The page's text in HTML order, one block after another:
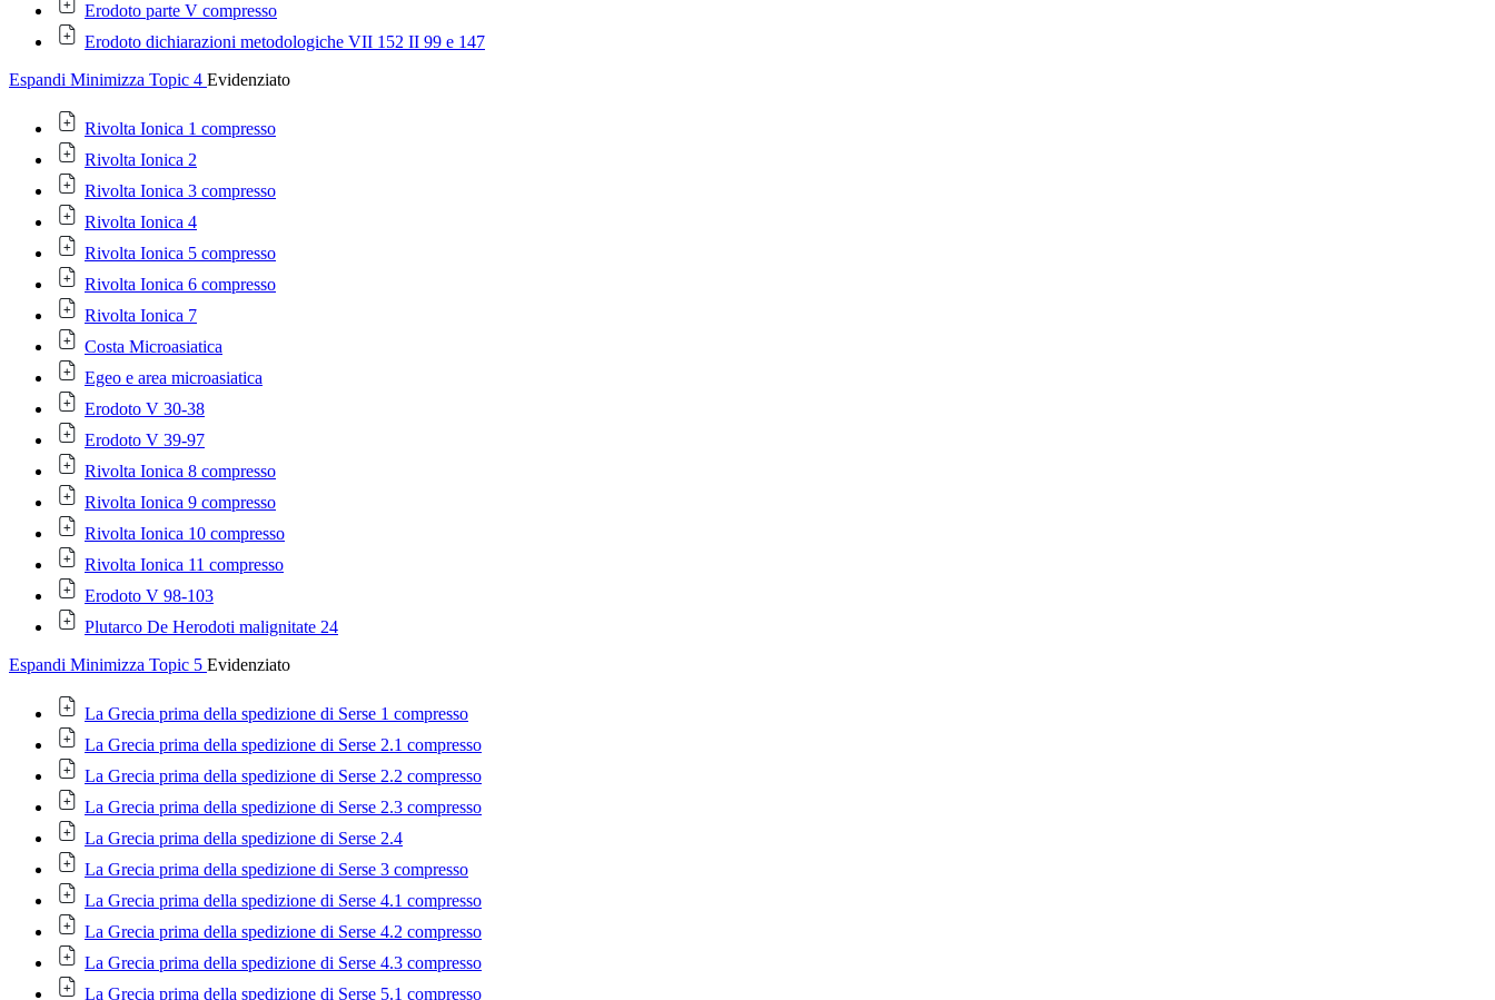
Erodoto parte V compresso
Erodoto dichiarazioni metodologiche VII 152 II 99 e 147
Espandi Minimizza Topic 4 Evidenziato
Rivolta Ionica 1 compresso
Rivolta Ionica 2
Rivolta Ionica 3 compresso
Rivolta Ionica 4
Rivolta Ionica 5 compresso
Rivolta Ionica 6 compresso
Rivolta Ionica 7
Costa Microasiatica
Egeo e area microasiatica
Erodoto V 30-38
Erodoto V 39-97
Rivolta Ionica 8 compresso
Rivolta Ionica 9 compresso
Rivolta Ionica 10 compresso
Rivolta Ionica 11 compresso
Erodoto V 98-103
Plutarco De Herodoti malignitate 24
Espandi Minimizza Topic 5 Evidenziato
La Grecia prima della spedizione di Serse 1 compresso
La Grecia prima della spedizione di Serse 2.1 compresso
La Grecia prima della spedizione di Serse 2.2 compresso
La Grecia prima della spedizione di Serse 2.3 compresso
La Grecia prima della spedizione di Serse 2.4
La Grecia prima della spedizione di Serse 3 compresso
La Grecia prima della spedizione di Serse 4.1 compresso
La Grecia prima della spedizione di Serse 4.2 compresso
La Grecia prima della spedizione di Serse 4.3 compresso
La Grecia prima della spedizione di Serse 5.1 compresso